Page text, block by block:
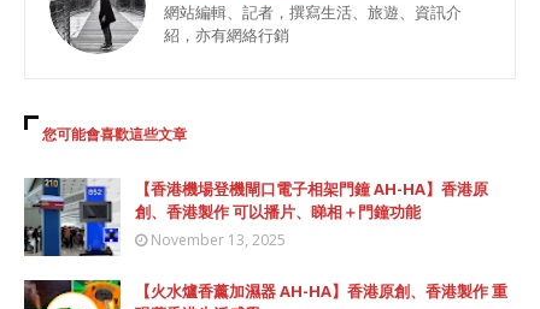
網站編輯、記者，撰寫生活、旅遊、資訊介
紹，亦有網絡行銷
您可能會喜歡這些文章
【香港機場登機閘口電子相架門鐘 AH-HA】香港原
創、香港製作 可以播片、睇相＋門鐘功能
November 13, 2025
【火水爐香薰加濕器 AH-HA】香港原創、香港製作 重